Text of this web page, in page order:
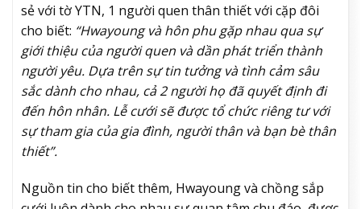
sẻ với tờ YTN, 1 người quen thân thiết với cặp đôi
cho biết: “Hwayoung và hôn phu gặp nhau qua sự
giới thiệu của người quen và dần phát triển thành
người yêu. Dựa trên sự tin tưởng và tình cảm sâu
sắc dành cho nhau, cả 2 người họ đã quyết định đi
đến hôn nhân. Lễ cưới sẽ được tổ chức riêng tư với
sự tham gia của gia đình, người thân và bạn bè thân
thiết”.
Nguồn tin cho biết thêm, Hwayoung và chồng sắp